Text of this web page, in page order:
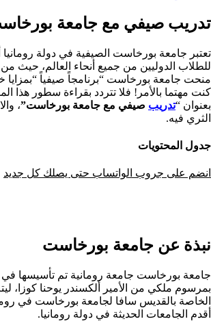
تدريب صيفي مع جامعة
تعتبر جامعة بورخاست الصيفية في دولة
للطلاب الدوليين من جميع أنحاء العالم، حيث من
منحت جامعة بورخاست “برنامجاً صيفياً “بمزايا
كنت مهتما بالأمر! فلا تتردد بقراءة سطور هذا
بعنوان “تدريب صيفي مع جامعة بورخاست”،
الثري فيه.
جدول المحتويات
انضم على جروب الواتساب حتى يصلك كل جديد
نبذة عن جامعة بورخاست
بمرسوم ملكي من الأمير ألكسندر يوحنا كوزا،
الخاصة بالقديس سافا لجامعة بورخاست في
أقدم الجامعات الحديثة في دولة رومانيا.